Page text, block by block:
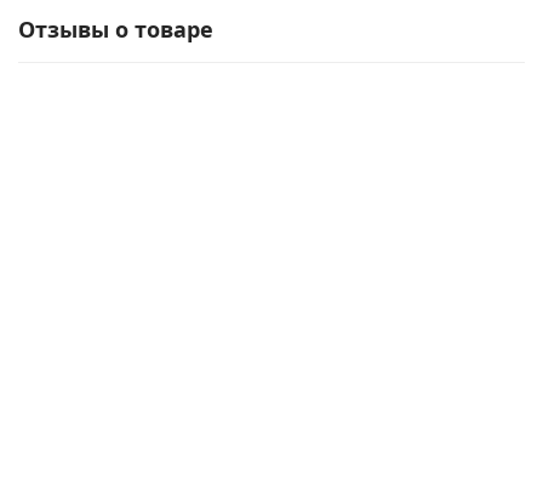
Отзывы о товаре